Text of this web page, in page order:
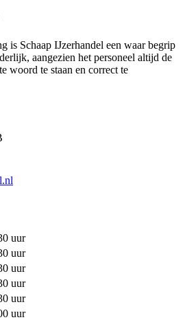
is Schaap IJzerhandel een waar begrip
aangezien het personeel altijd de
woord te staan en correct te
uur
uur
uur
uur
uur
uur